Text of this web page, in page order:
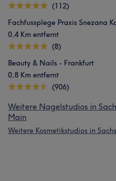
(112)
Fachfussplege Praxis Snezana
0,4 Km entfernt
(8)
Beauty & Nails - Frankfurt
0,8 Km entfernt
(906)
Weitere Nagelstudios in
Main
Weitere Kosmetikstudios in